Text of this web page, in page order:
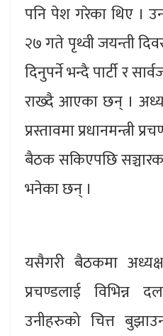
पनि पेश गरेका थिए ।
२७ गते पृथ्वी जयन्ती
दिनुपर्ने भन्दै पार्टी र
राख्दै आएका छन् ।
प्रस्तावमा प्रधानमन्त्री
बैठक सकिएपछि
भनेका छन् ।
यसैगरी बैठकमा अध्यक्ष
प्रचण्डलाई विभिन्न
उनीहरुको चित्त